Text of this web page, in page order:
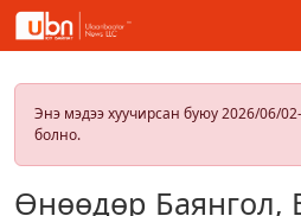
Энэ мэдээ хуучирсан буюу 2026/06/
болно.
Өнөөдөр Баянгол,